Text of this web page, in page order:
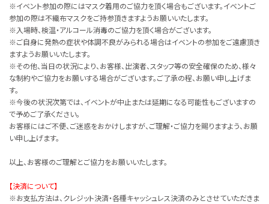
※イベント参加の際にはマスク着用のご協力を頂く場合もございます。イベントご
参加の際は不織布マスクをご持参頂きますようお願いいたします。
※入場時、検温・アルコール消毒のご協力を頂く場合がございます。
※ご自身に発熱の症状や体調不良がみられる場合はイベントの参加をご遠慮頂き
ますようお願いいたします。
※その他、当日の状況により、お客様、出演者、スタッフ等の安全確保のため、様々
な制約やご協力をお願いする場合がございます。ご了承の程、お願い申し上げま
す。
※今後の状況次第では、イベントが中止または延期になる可能性もございますの
で予めご了承ください。
お客様にはご不便、ご迷惑をおかけしますが、ご理解・ご協力を賜りますよう、お願
い申し上げます。
以上、お客様のご理解とご協力をお願いいたします。
【決済について】
※お支払方法は、クレジット決済・各種キャッシュレス決済のみとさせていただきま